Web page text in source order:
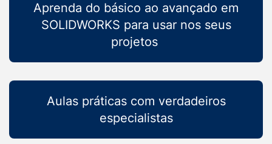
Aprenda do básico ao avançado em
SOLIDWORKS para usar nos seus
projetos
Aulas práticas com verdadeiros
especialistas